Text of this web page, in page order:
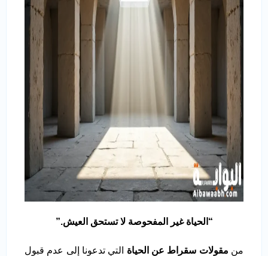
“ الحياة غير المفحوصة لا تستحق العيش.”
من مقولات سقراط عن الحياة
التي تدعونا إلى عدم قبول